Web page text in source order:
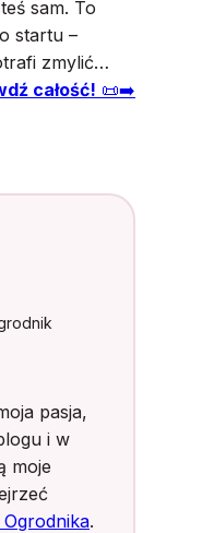
sam. To
startu –
zmylić…
całość! 📜➡️
pasja,
i w
moje
.